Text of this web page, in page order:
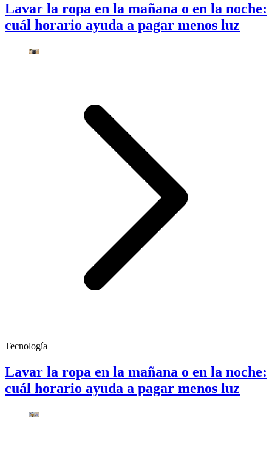
Lavar la ropa en la mañana o en la noche:
cuál horario ayuda a pagar menos luz
Tecnología
Lavar la ropa en la mañana o en la noche:
cuál horario ayuda a pagar menos luz